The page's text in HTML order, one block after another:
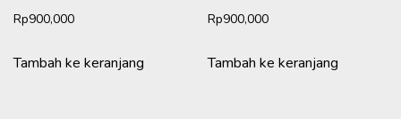
Rp900,000
Tambah ke keranjang
Rp900,000
Tambah ke keranjang